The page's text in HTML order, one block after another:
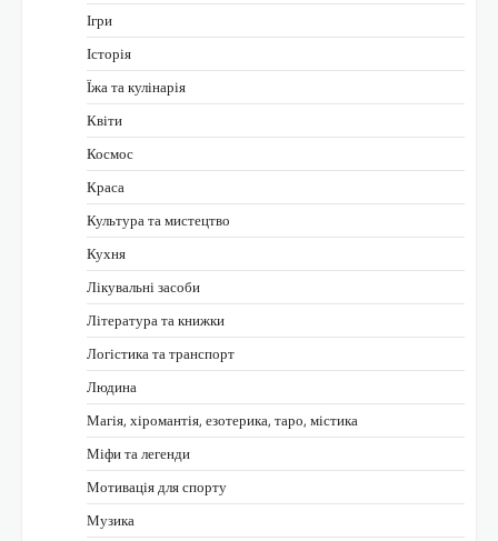
Ігри
Історія
Їжа та кулінарія
Квіти
Космос
Краса
Культура та мистецтво
Кухня
Лікувальні засоби
Література та книжки
Логістика та транспорт
Людина
Магія, хіромантія, езотерика, таро, містика
Міфи та легенди
Мотивація для спорту
Музика